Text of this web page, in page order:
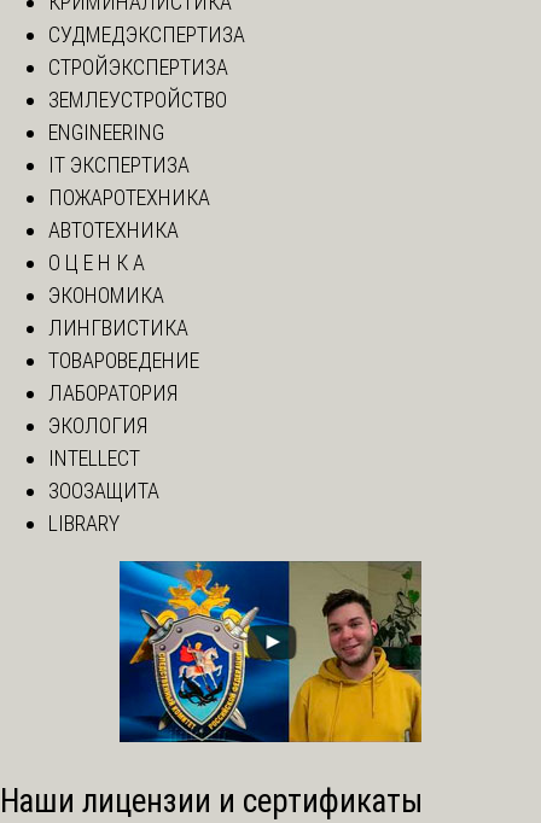
СУДМЕДЭКСПЕРТИЗА
СТРОЙЭКСПЕРТИЗА
ЗЕМЛЕУСТРОЙСТВО
ENGINEERING
IT ЭКСПЕРТИЗА
ПОЖАРОТЕХНИКА
АВТОТЕХНИКА
О Ц Е Н К А
ЭКОНОМИКА
ЛИНГВИСТИКА
ТОВАРОВЕДЕНИЕ
ЛАБОРАТОРИЯ
ЭКОЛОГИЯ
INTELLECT
ЗООЗАЩИТА
LIBRARY
Наши лицензии и сертификаты